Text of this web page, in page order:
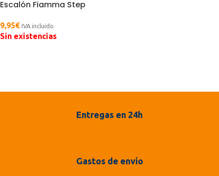
Escalón Fiamma Step
9,95€ IVA incluido
Sin existencias
Entregas en 24h
Gastos de envío